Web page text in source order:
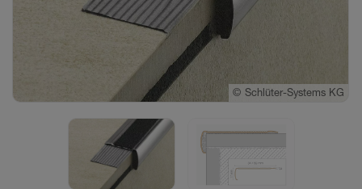
© Schlüter-Systems KG
© Schlüter-Systems KG